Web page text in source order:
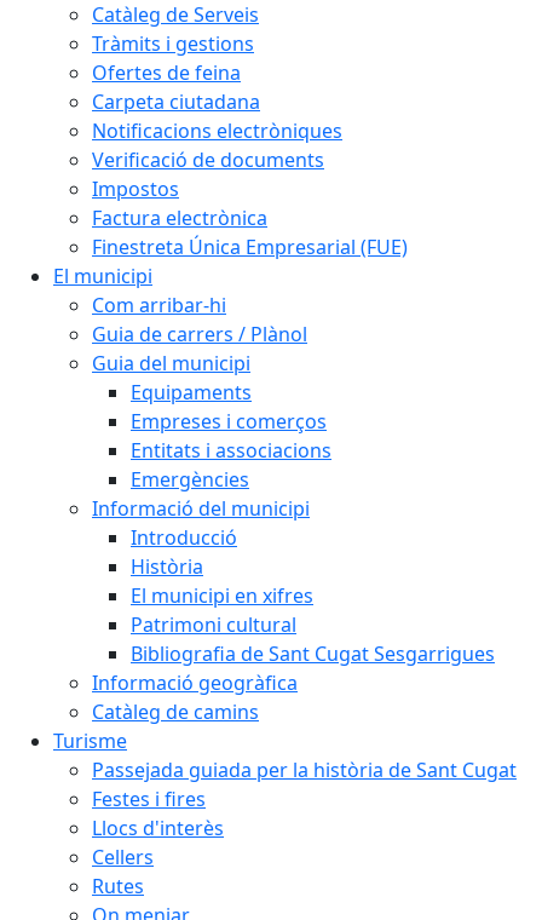
Catàleg de Serveis
Tràmits i gestions
Ofertes de feina
Carpeta ciutadana
Notificacions electròniques
Verificació de documents
Impostos
Factura electrònica
Finestreta Única Empresarial (FUE)
El municipi
Com arribar-hi
Guia de carrers / Plànol
Guia del municipi
Equipaments
Empreses i comerços
Entitats i associacions
Emergències
Informació del municipi
Introducció
Història
El municipi en xifres
Patrimoni cultural
Bibliografia de Sant Cugat Sesgarrigues
Informació geogràfica
Catàleg de camins
Turisme
Passejada guiada per la història de Sant Cugat
Festes i fires
Llocs d'interès
Cellers
Rutes